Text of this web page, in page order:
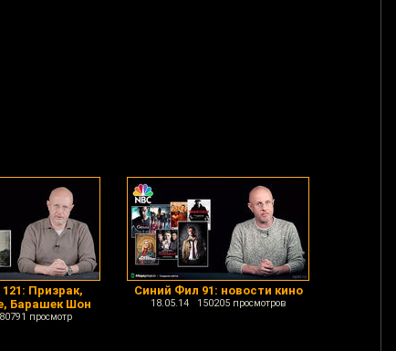
Призрак,
Барашек Шон
просмотр
Синий Фил 91: новости кино
18.05.14 150205 просмотров